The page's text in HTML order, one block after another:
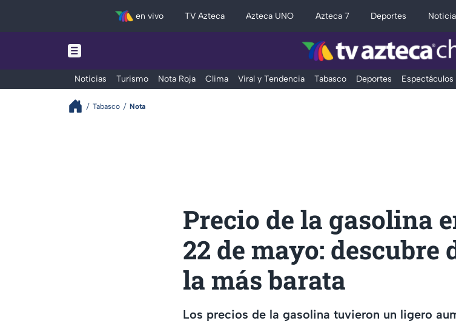
en vivo TV Azteca Azteca UNO Azteca 7 Deportes
Noticias Turismo Nota Roja Clima Viral y Tendencia Tabasco Deportes Espectáculos
Tabasco Nota
Precio de la gasolina
22 de mayo: descubre
la más barata
Los precios de la gasolina tuvieron un ligero